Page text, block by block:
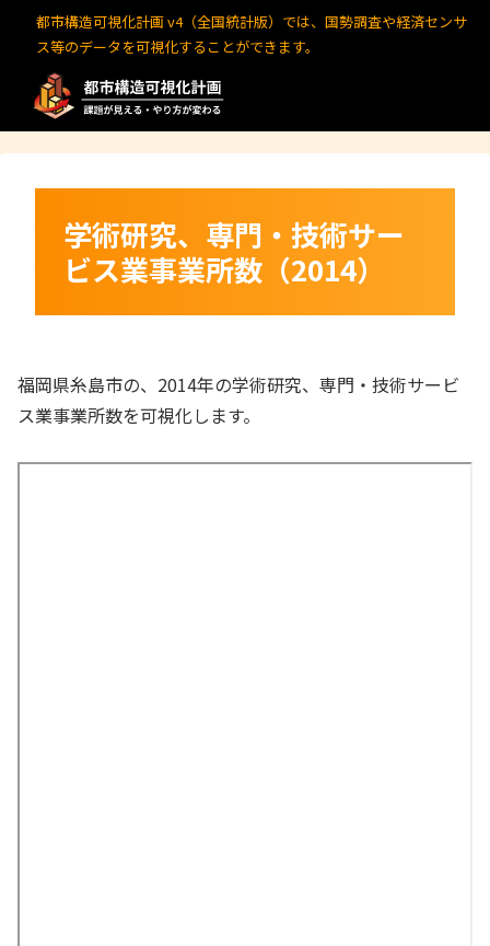
都市構造可視化計画 v4（全国統計版）では、国勢調査や経済センサ
ス等のデータを可視化することができます。
学術研究、専門・技術サー
ビス業事業所数（2014）
福岡県糸島市の、2014年の学術研究、専門・技術サービ
ス業事業所数を可視化します。